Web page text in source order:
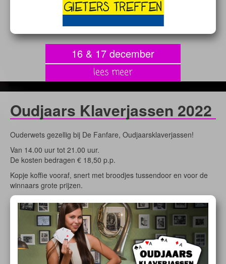
16 & 17 december
lees meer
Oudjaars Klaverjassen 2022
Ouderwets gezellig bij De Fanfare, Oudjaarsklaverjassen!
Van 14.00 uur tot 21.00 uur.
De kosten bedragen € 18,50 p.p.
Kopje koffie vooraf, snert met broodjes tussendoor en voor de
winnaars grote prijzen.